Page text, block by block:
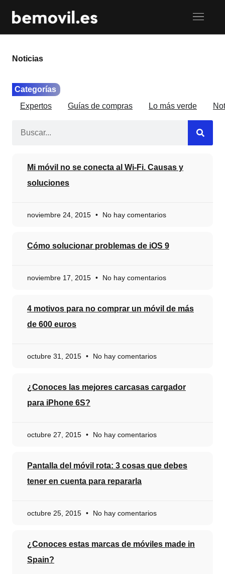
Noticias
Categorías
Expertos
Guías de compras Lo más verde
Mi móvil no se conecta al Wi-Fi. Causas y
soluciones
noviembre 24, 2015 No hay comentarios
Cómo solucionar problemas de iOS 9
noviembre 17, 2015 No hay comentarios
4 motivos para no comprar un móvil de más
de 600 euros
octubre 31, 2015 No hay comentarios
¿Conoces las mejores carcasas cargador
para iPhone 6S?
octubre 27, 2015 No hay comentarios
Pantalla del móvil rota: 3 cosas que debes
tener en cuenta para repararla
octubre 25, 2015 No hay comentarios
¿Conoces estas marcas de móviles made in
Spain?